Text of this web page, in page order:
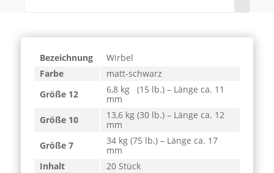
Bezeichnung
Wirbel
Farbe
matt-schwarz
Größe 12
6,8 kg (15 lb.) – Länge ca. 11
mm
Größe 10
13,6 kg (30 lb.) – Länge ca. 12
mm
Größe 7
34 kg (75 lb.) – Länge ca. 17
mm
Inhalt
20 Stück